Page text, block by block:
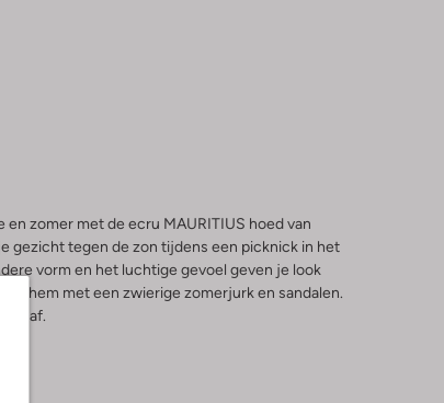
zomer met de ecru MAURITIUS hoed van
gezicht tegen de zon tijdens een picknick in het
vorm en het luchtige gevoel geven je look
hem met een zwierige zomerjurk en sandalen.
af.